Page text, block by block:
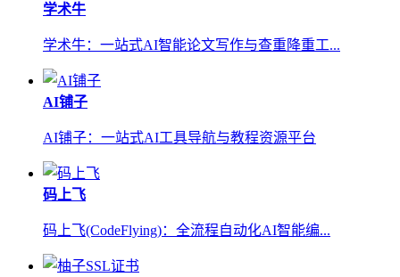
学术牛
学术牛：一站式AI智能论文写作与查重降重工...
AI铺子
AI铺子：一站式AI工具导航与教程资源平台
码上飞
码上飞(CodeFlying)：全流程自动化AI智能编...